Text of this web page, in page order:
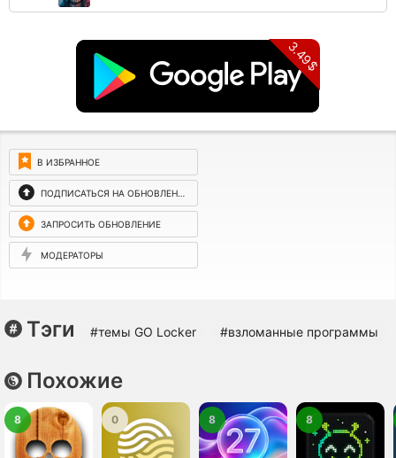
3.49$
В ИЗБРАННОЕ
ПОДПИСАТЬСЯ НА ОБНОВЛЕНИЯ
ЗАПРОСИТЬ ОБНОВЛЕНИЕ
МОДЕРАТОРЫ
Тэги #темы GO Locker #взломанные программы
Похожие
8 0 8 8